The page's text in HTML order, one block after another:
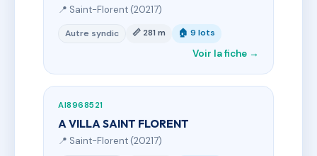
📍 Saint-Florent (20217)
Autre syndic 📏 281 m 🏠 9 lots
Voir la fiche →
AI8968521
A VILLA SAINT FLORENT
📍 Saint-Florent (20217)